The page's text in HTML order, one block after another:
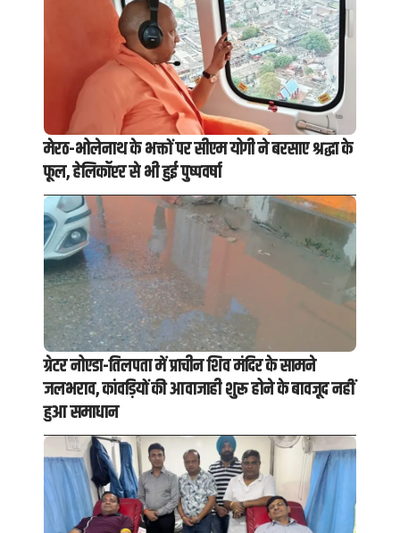
मेरठ-भोलेनाथ के भक्तों पर सीएम योगी ने बरसाए श्रद्धा के
फूल, हेलिकॉप्टर से भी हुई पुष्पवर्षा
ग्रेटर नोएडा-तिलपता में प्राचीन शिव मंदिर के सामने
जलभराव, कांवड़ियों की आवाजाही शुरू होने के बावजूद नहीं
हुआ समाधान